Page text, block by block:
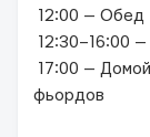
12:00 — Обед
12:30–16:00
17:00 —
фьордов